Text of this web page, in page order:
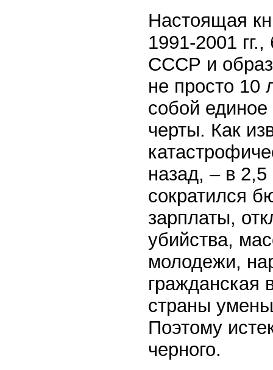
Настоящая
1991-2001
СССР и
не просто 10
собой
черты. Как
назад, – в 2,5
сократился
зарплаты,
убийства,
молодежи,
гражданская
страны
Поэтому
черного.